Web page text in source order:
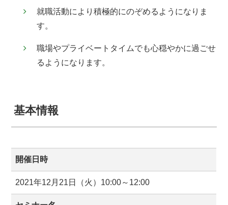
就職活動により積極的にのぞめるようになりま
す。
職場やプライベートタイムでも心穏やかに過ごせ
るようになります。
基本情報
開催日時
2021年12月21日（火）10:00～12:00